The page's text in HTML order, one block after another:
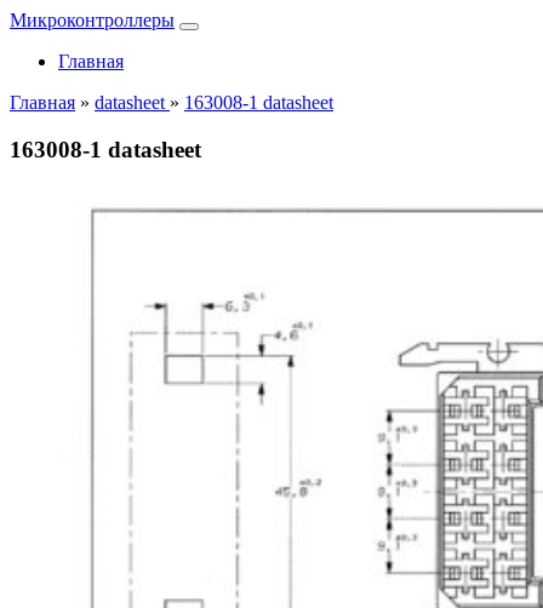
Микроконтроллеры
Главная
Главная » datasheet » 163008-1 datasheet
163008-1 datasheet